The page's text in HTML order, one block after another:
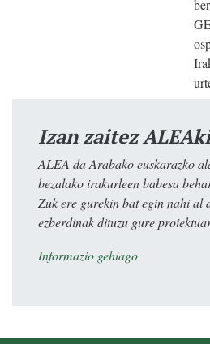
Izan zaitez
ALEA da Arabako euskarazko
bezalako irakurleen babesa
Zuk ere gurekin bat egin nahi al
ezberdinak dituzu gure
Informazio gehiago